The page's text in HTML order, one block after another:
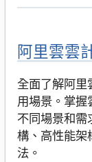
阿里雲雲
全面了解阿里
用場景。掌握
不同場景和需
構、高性能架
法。